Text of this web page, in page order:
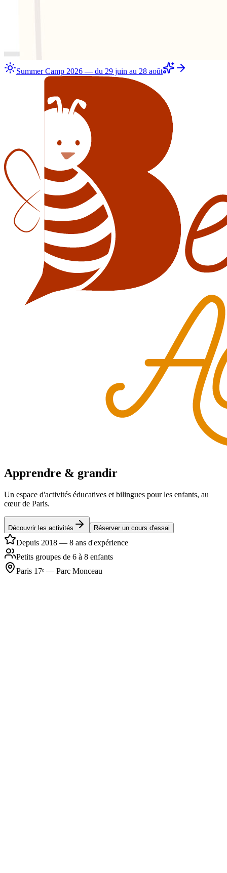
Summer Camp 2026 — du 29 juin au 28 août
Apprendre & grandir
Un espace d'activités éducatives et bilingues pour les enfants, au
cœur de Paris.
Découvrir les activités Réserver un cours d'essai
Depuis 2018 — 8 ans d'expérience
Petits groupes de 6 à 8 enfants
Paris 17ᵉ — Parc Monceau